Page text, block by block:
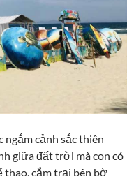
cảnh sắc thiên
giữa đất trời mà con có
thao, cắm trại bên bờ